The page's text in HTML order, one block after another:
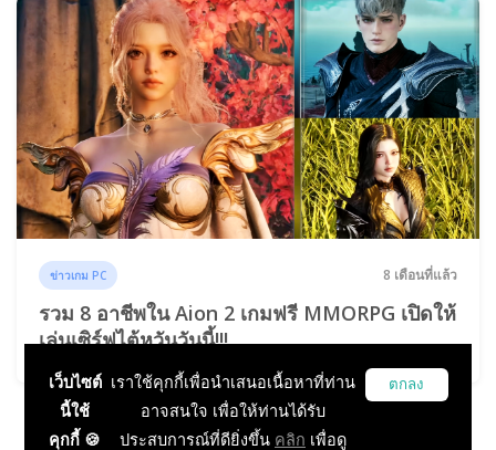
ข่าวเกม PC 8 เดือนที่แล้ว
รวม 8 อาชีพใน Aion 2 เกมฟรี MMORPG เปิดให้
เล่นเซิร์ฟไต้หวันวันนี้!!!
1 3 4 5 6
เว็บไซต์
นี้ใช้
คุกกี้ 🍪
เราใช้คุกกี้เพื่อนำเสนอเนื้อหาที่ท่าน
อาจสนใจ เพื่อให้ท่านได้รับ
ประสบการณ์ที่ดียิ่งขึ้น คลิก เพื่อดู
ตกลง